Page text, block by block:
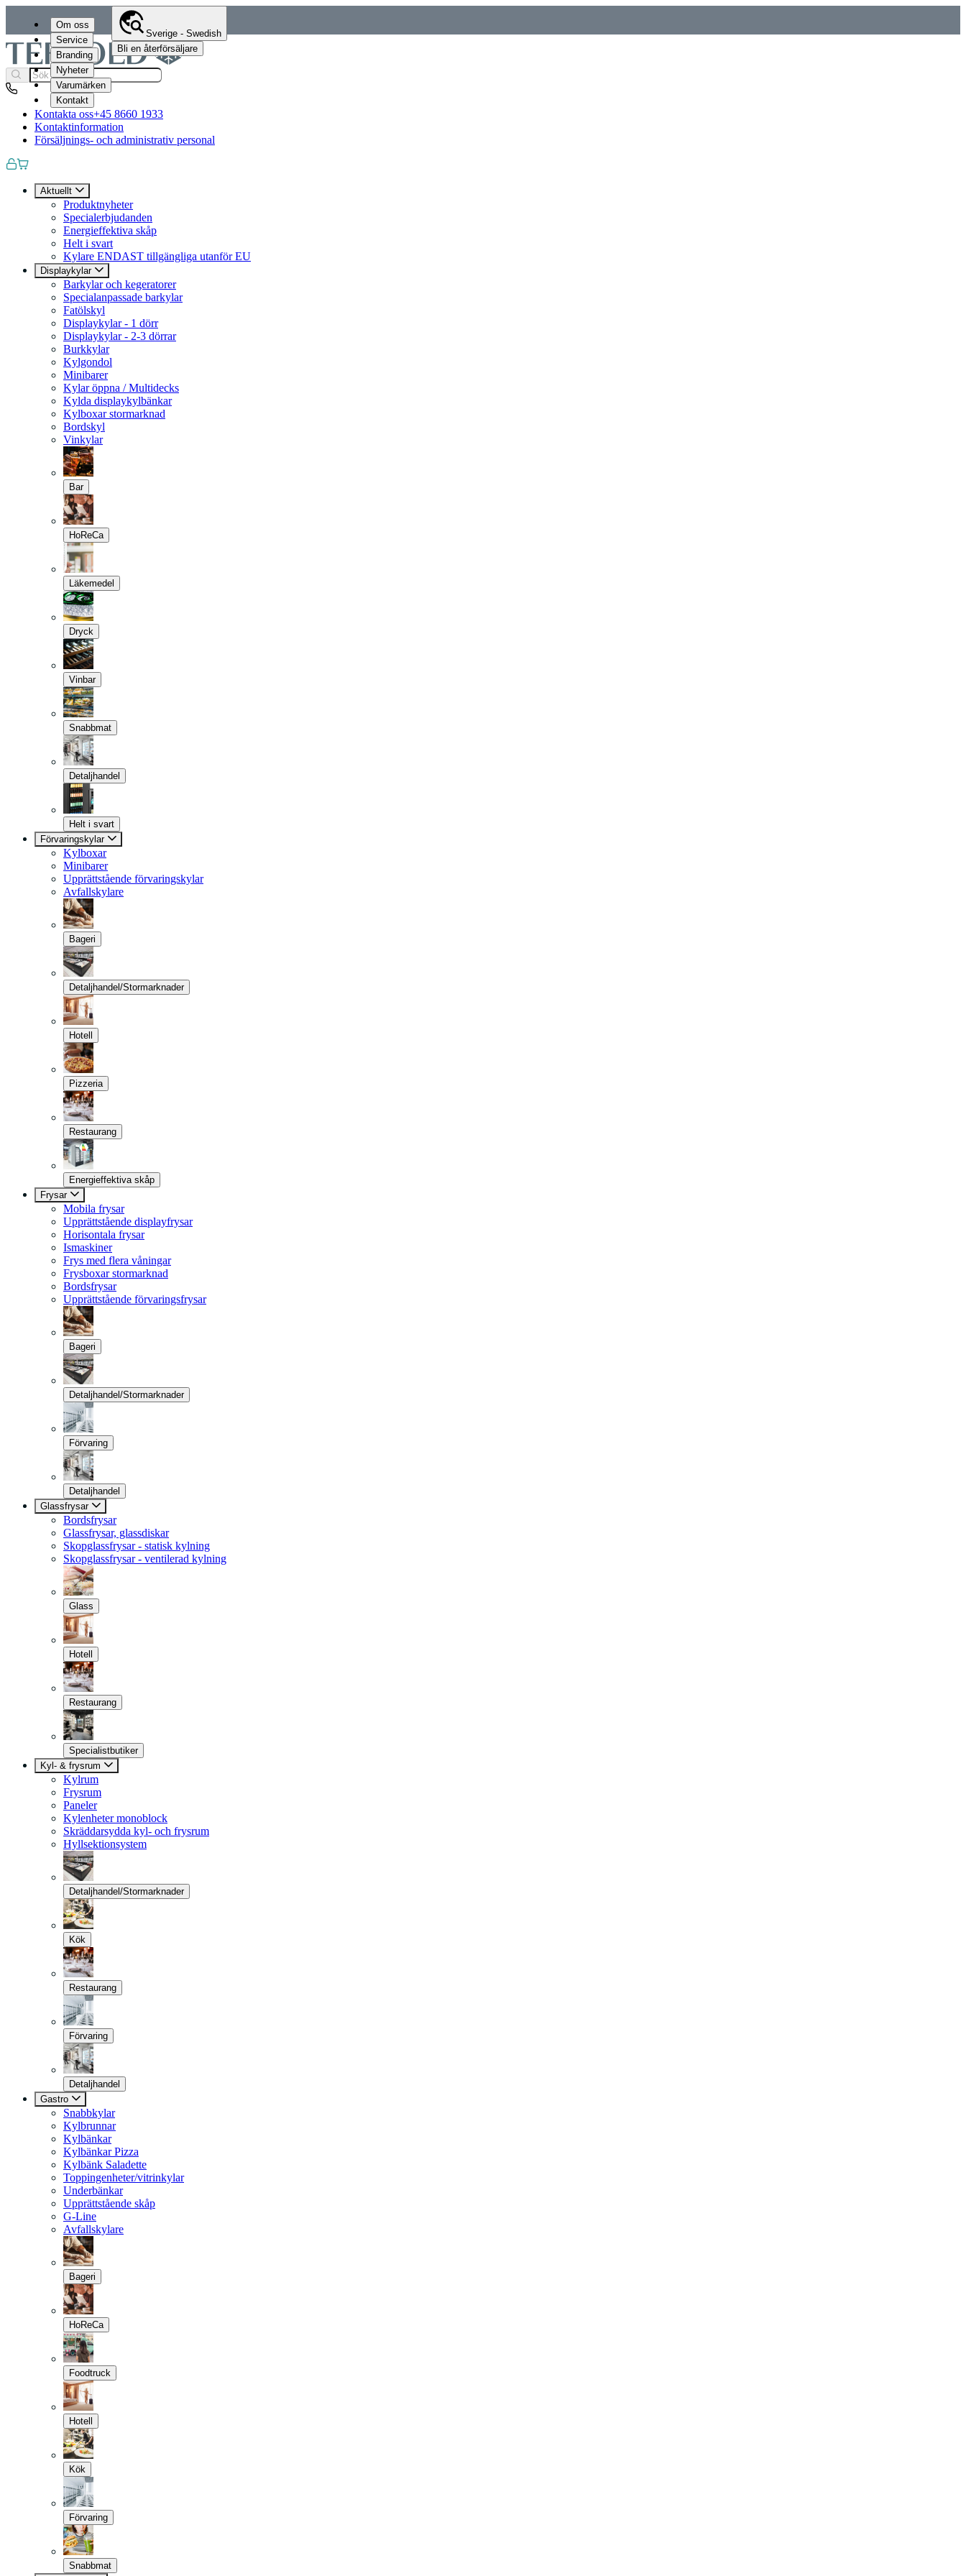
Om oss
Service
Branding
Nyheter
Varumärken
Kontakt
Sverige - Swedish
Bli en återförsäljare
Kontakta oss+45 8660 1933
Kontaktinformation
Försäljnings- och administrativ personal
Aktuellt
Produktnyheter
Specialerbjudanden
Energieffektiva skåp
Helt i svart
Kylare ENDAST tillgängliga utanför EU
Displaykylar
Barkylar och kegeratorer
Specialanpassade barkylar
Fatölskyl
Displaykylar - 1 dörr
Displaykylar - 2-3 dörrar
Burkkylar
Kylgondol
Minibarer
Kylar öppna / Multidecks
Kylda displaykylbänkar
Kylboxar stormarknad
Bordskyl
Vinkylar
Bar
HoReCa
Läkemedel
Dryck
Vinbar
Snabbmat
Detaljhandel
Helt i svart
Förvaringskylar
Kylboxar
Minibarer
Upprättstående förvaringskylar
Avfallskylare
Bageri
Detaljhandel/Stormarknader
Hotell
Pizzeria
Restaurang
Energieffektiva skåp
Frysar
Mobila frysar
Upprättstående displayfrysar
Horisontala frysar
Ismaskiner
Frys med flera våningar
Frysboxar stormarknad
Bordsfrysar
Upprättstående förvaringsfrysar
Bageri
Detaljhandel/Stormarknader
Förvaring
Detaljhandel
Glassfrysar
Bordsfrysar
Glassfrysar, glassdiskar
Skopglassfrysar - statisk kylning
Skopglassfrysar - ventilerad kylning
Glass
Hotell
Restaurang
Specialistbutiker
Kyl- & frysrum
Kylrum
Frysrum
Paneler
Kylenheter monoblock
Skräddarsydda kyl- och frysrum
Hyllsektionsystem
Detaljhandel/Stormarknader
Kök
Restaurang
Förvaring
Detaljhandel
Gastro
Snabbkylar
Kylbrunnar
Kylbänkar
Kylbänkar Pizza
Kylbänk Saladette
Toppingenheter/vitrinkylar
Underbänkar
Upprättstående skåp
G-Line
Avfallskylare
Bageri
HoReCa
Foodtruck
Hotell
Kök
Förvaring
Snabbmat